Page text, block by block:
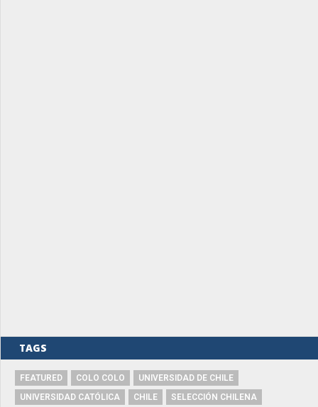
TAGS
FEATURED COLO COLO
UNIVERSIDAD DE CHILE
UNIVERSIDAD CATÓLICA
CHILE
SELECCIÓN CHILENA